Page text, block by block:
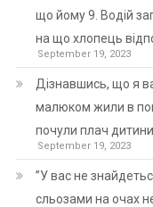
що йому 9. Водій
на що хлопець
September 19, 2023
Дізнавшись, що я
малюком жили в
почули плач дитини
September 19, 2023
”У вас не
сльозами на очах